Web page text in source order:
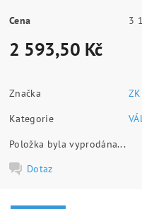
Cena
2 593,50 Kč
Značka
Kategorie
Položka byla vyprodána...
Dotaz